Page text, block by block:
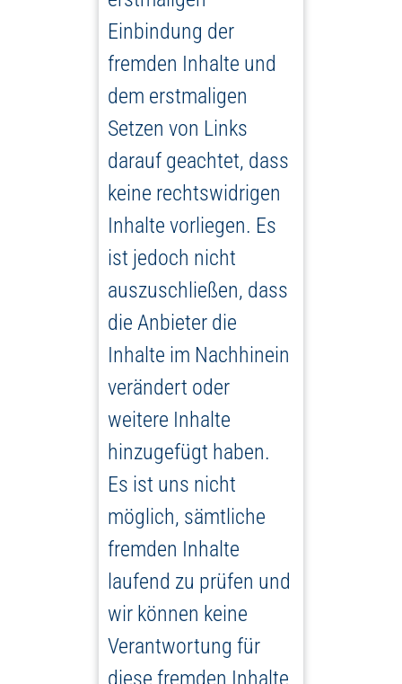
Einbindung der
fremden Inhalte und
dem erstmaligen
Setzen von Links
darauf geachtet, dass
keine rechtswidrigen
Inhalte vorliegen. Es
ist jedoch nicht
auszuschließen, dass
die Anbieter die
Inhalte im Nachhinein
verändert oder
weitere Inhalte
hinzugefügt haben.
Es ist uns nicht
möglich, sämtliche
fremden Inhalte
laufend zu prüfen und
wir können keine
Verantwortung für
diese fremden Inhalte